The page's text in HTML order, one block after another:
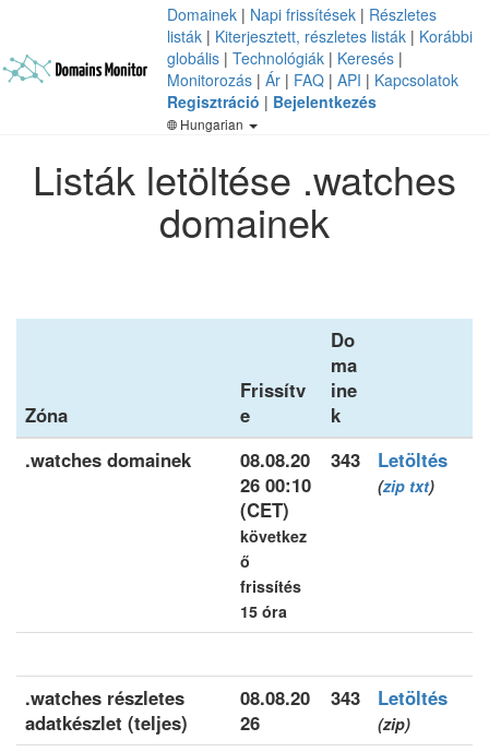
Domainek | Napi frissítések | Részletes
listák | Kiterjesztett, részletes listák | Korábbi
globális | Technológiák | Keresés |
Monitorozás | Ár | FAQ | API | Kapcsolatok
Regisztráció | Bejelentkezés
Hungarian
Listák letöltése .watches
domainek
Zóna
Frissítv
e
Do
ma
ine
k
.watches domainek
08.08.20
26 00:10
(CET)
következ
ő
frissítés
15 óra
343 Letöltés
(zip txt)
.watches részletes
adatkészlet (teljes)
08.08.20
26
343 Letöltés
(zip)